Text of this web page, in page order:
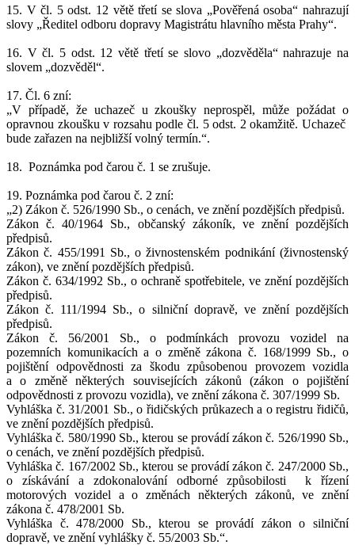
15. V čl. 5 odst. 12 větě třetí se slova „Pověřená osoba“ nahrazují
slovy „Ředitel odboru dopravy Magistrátu hlavního města Prahy“.
16. V čl. 5 odst. 12 větě třetí se slovo „dozvěděla“ nahrazuje na
slovem „dozvěděl“.
17. Čl. 6 zní:
„V případě, že uchazeč u zkoušky neprospěl, může požádat o
opravnou zkoušku v rozsahu podle čl. 5 odst. 2 okamžitě. Uchazeč
bude zařazen na nejbližší volný termín.“.
18. Poznámka pod čarou č. 1 se zrušuje.
19. Poznámka pod čarou č. 2 zní:
„2) Zákon č. 526/1990 Sb., o cenách, ve znění pozdějších předpisů.
Zákon č. 40/1964 Sb., občanský zákoník, ve znění pozdějších
předpisů.
Zákon č. 455/1991 Sb., o živnostenském podnikání (živnostenský
zákon), ve znění pozdějších předpisů.
Zákon č. 634/1992 Sb., o ochraně spotřebitele, ve znění pozdějších
předpisů.
Zákon č. 111/1994 Sb., o silniční dopravě, ve znění pozdějších
předpisů.
Zákon č. 56/2001 Sb., o podmínkách provozu vozidel na
pozemních komunikacích a o změně zákona č. 168/1999 Sb., o
pojištění odpovědnosti za škodu způsobenou provozem vozidla
a o změně některých souvisejících zákonů (zákon o pojištění
odpovědnosti z provozu vozidla), ve znění zákona č. 307/1999 Sb.
Vyhláška č. 31/2001 Sb., o řidičských průkazech a o registru řidičů,
ve znění pozdějších předpisů.
Vyhláška č. 580/1990 Sb., kterou se provádí zákon č. 526/1990 Sb.,
o cenách, ve znění pozdějších předpisů.
Vyhláška č. 167/2002 Sb., kterou se provádí zákon č. 247/2000 Sb.,
o získávání a zdokonalování odborné způsobilosti
k řízení
motorových vozidel a o změnách některých zákonů, ve znění
zákona č. 478/2001 Sb.
Vyhláška č. 478/2000 Sb., kterou se provádí zákon o silniční
dopravě, ve znění vyhlášky č. 55/2003 Sb.“.